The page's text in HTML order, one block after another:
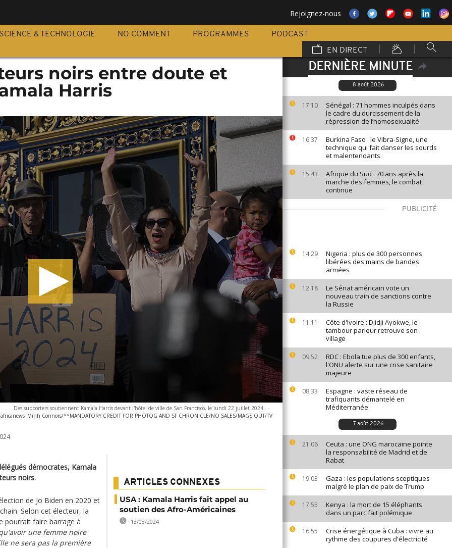
Rejoignez-nous
SCIENCE & TECHNOLOGIE NO COMMENT PROGRAMMES
PODCAST
EN DIRECT
DERNIÈRE MINUTE
8 août 2026
17:10
Sénégal : 71 hommes inculpés dans
le cadre du durcissement de la
répression de l’homosexualité
16:37
Burkina Faso : le Vibra-Signe, une
technique qui fait danser les sourds
et malentendants
15:43
Afrique du Sud : 70 ans après la
marche des femmes, le combat
continue
PUBLICITÉ
14:29
Nigeria : plus de 300 personnes
libérées des mains de bandes
armées
12:18
Le Sénat américain vote un
nouveau train de sanctions contre
la Russie
11:11
Côte d'Ivoire : Djidji Ayokwe, le
tambour parleur retrouve son
village
09:52
RDC : Ebola tue plus de 300 enfants,
l'ONU alerte sur une crise sanitaire
majeure
08:33
Espagne : vaste réseau de
trafiquants démantelé en
Méditerranée
7 août 2026
21:06
Ceuta : une ONG marocaine pointe
la responsabilité de Madrid et de
Rabat
19:03
Gaza : les populations sceptiques
malgré le plan de paix de Trump
17:55
Kenya : la mort de 15 éléphants
dans un parc fait polémique
16:55
Crise énergétique à Cuba : vivre au
rythme des coupures d'électricité
noirs entre doute et
Harris
Des supporters soutiennent Kamala Harris devant l'hôtel de ville de San Francisco, le lundi 22 juillet 2024. -
Minh Connors/**MANDATORY CREDIT FOR PHOTOG AND SF CHRONICLE/NO SALES/MAGS OUT/TV
démocrates, Kamala
noirs.
de Jo Biden en 2020 et
Selon cet électeur, la
pourrait faire barrage à
une femme noire
ne sera pas la première
ARTICLES CONNEXES
USA : Kamala Harris fait appel au
soutien des Afro-Américaines
13/08/2024